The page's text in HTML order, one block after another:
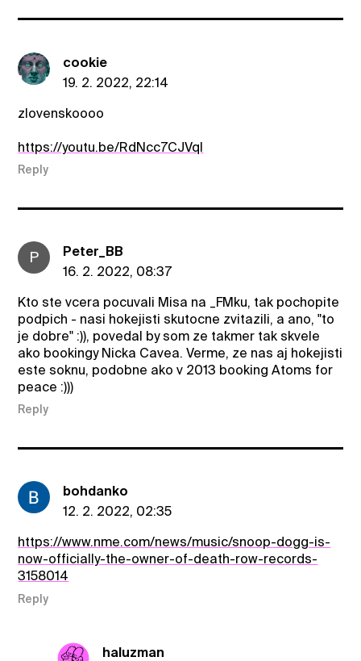
cookie
19. 2. 2022, 22:14
zlovenskoooo
https://youtu.be/RdNcc7CJVqI
Reply
P
Peter_BB
16. 2. 2022, 08:37
Kto ste vcera pocuvali Misa na _FMku, tak pochopite
podpich - nasi hokejisti skutocne zvitazili, a ano, "to
je dobre" :)), povedal by som ze takmer tak skvele
ako bookingy Nicka Cavea. Verme, ze nas aj hokejisti
este soknu, podobne ako v 2013 booking Atoms for
peace :)))
Reply
bohdanko
12. 2. 2022, 02:35
https://www.nme.com/news/music/snoop-dogg-is-
now-officially-the-owner-of-death-row-records-
3158014
Reply
haluzman